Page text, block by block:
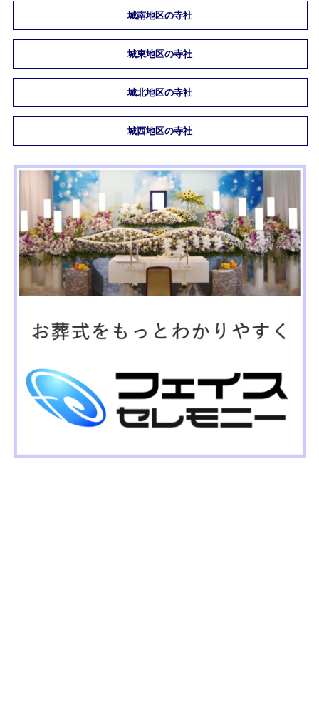
城南地区の寺社
城東地区の寺社
城北地区の寺社
城西地区の寺社